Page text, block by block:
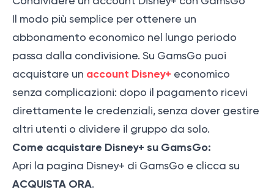
Il modo più semplice per ottenere un
abbonamento economico nel lungo periodo
passa dalla condivisione. Su GamsGo puoi
acquistare un account Disney+ economico
senza complicazioni: dopo il pagamento ricevi
direttamente le credenziali, senza dover gestire
altri utenti o dividere il gruppo da solo.
Come acquistare Disney+ su GamsGo:
Apri la pagina Disney+ di GamsGo e clicca su
ACQUISTA ORA.